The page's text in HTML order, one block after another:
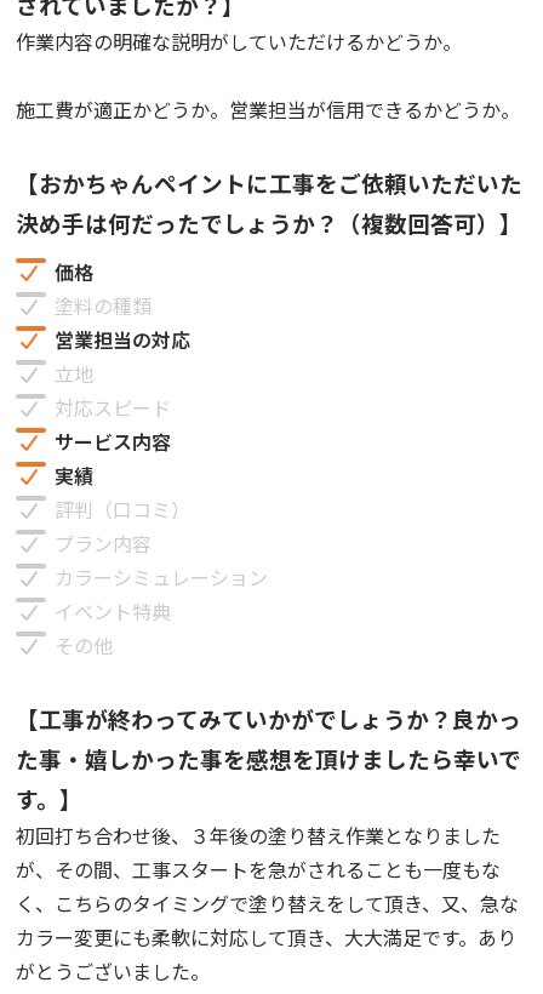
作業内容の明確な説明がしていただけるかどうか。
施工費が適正かどうか。営業担当が信用できるかどうか。
【おかちゃんペイントに工事をご依頼いただいた
決め手は何だったでしょうか？（複数回答可）】
価格
塗料の種類
営業担当の対応
立地
対応スピード
サービス内容
実績
評判（口コミ）
プラン内容
カラーシミュレーション
イベント特典
その他
【工事が終わってみていかがでしょうか？良かっ
た事・嬉しかった事を感想を頂けましたら幸いで
す。】
初回打ち合わせ後、３年後の塗り替え作業となりました
が、その間、工事スタートを急がされることも一度もな
く、こちらのタイミングで塗り替えをして頂き、又、急な
カラー変更にも柔軟に対応して頂き、大大満足です。あり
がとうございました。